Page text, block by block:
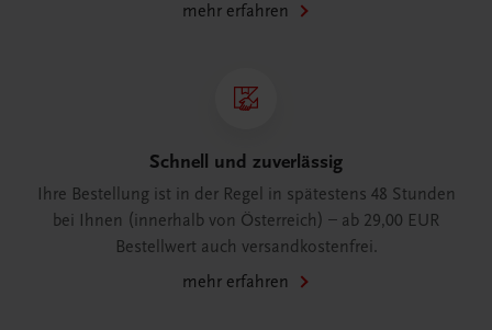
mehr erfahren
Schnell und zuverlässig
Ihre Bestellung ist in der Regel in spätestens 48 Stunden
bei Ihnen (innerhalb von Österreich) – ab 29,00 EUR
Bestellwert auch versandkostenfrei.
mehr erfahren